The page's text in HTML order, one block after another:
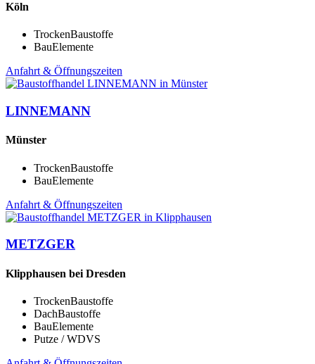
Köln
TrockenBaustoffe
BauElemente
Anfahrt & Öffnungszeiten
LINNEMANN
Münster
TrockenBaustoffe
BauElemente
Anfahrt & Öffnungszeiten
METZGER
Klipphausen bei Dresden
TrockenBaustoffe
DachBaustoffe
BauElemente
Putze / WDVS